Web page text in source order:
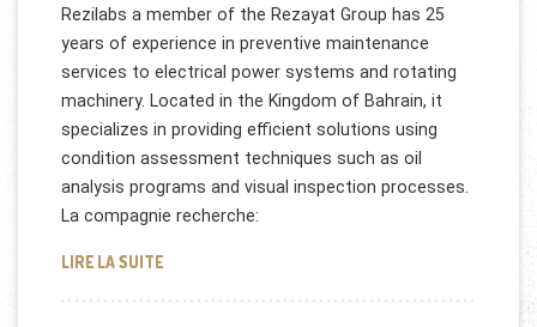
Rezilabs a member of the Rezayat Group has 25
years of experience in preventive maintenance
services to electrical power systems and rotating
machinery. Located in the Kingdom of Bahrain, it
specializes in providing efficient solutions using
condition assessment techniques such as oil
analysis programs and visual inspection processes.
La compagnie recherche:
LIRE LA SUITEREZILABS BAHREIN: OFFRES D’EMPLOI